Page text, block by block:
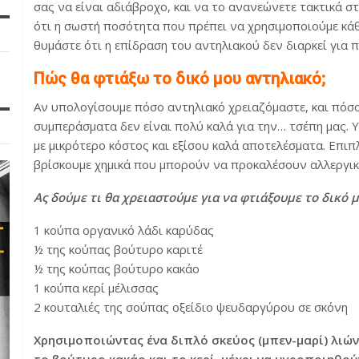
σας να είναι αδιάβροχο, και να το ανανεώνετε τακτικά
ότι η σωστή ποσότητα που πρέπει να χρησιμοποιούμε
θυμάστε ότι η επίδραση του αντηλιακού δεν διαρκεί
Πώς θα φτιάξω το δικό μου αντηλιακό;
Αν υπολογίσουμε πόσο αντηλιακό χρειαζόμαστε, και
συμπεράσματα δεν είναι πολύ καλά για την… τσέπη μας.
με μικρότερο κόστος και εξίσου καλά αποτελέσματα.
βρίσκουμε χημικά που μπορούν να προκαλέσουν
Ας δούμε τι θα χρειαστούμε για να φτιάξουμε το δικό
1 κούπα οργανικό λάδι καρύδας
½ της κούπας βούτυρο καριτέ
½ της κούπας βούτυρο κακάο
1 κούπα κερί μέλισσας
2 κουταλιές της σούπας οξείδιο ψευδαργύρου σε σκόνη
Χρησιμοποιώντας ένα διπλό σκεύος (μπεν-μαρί)